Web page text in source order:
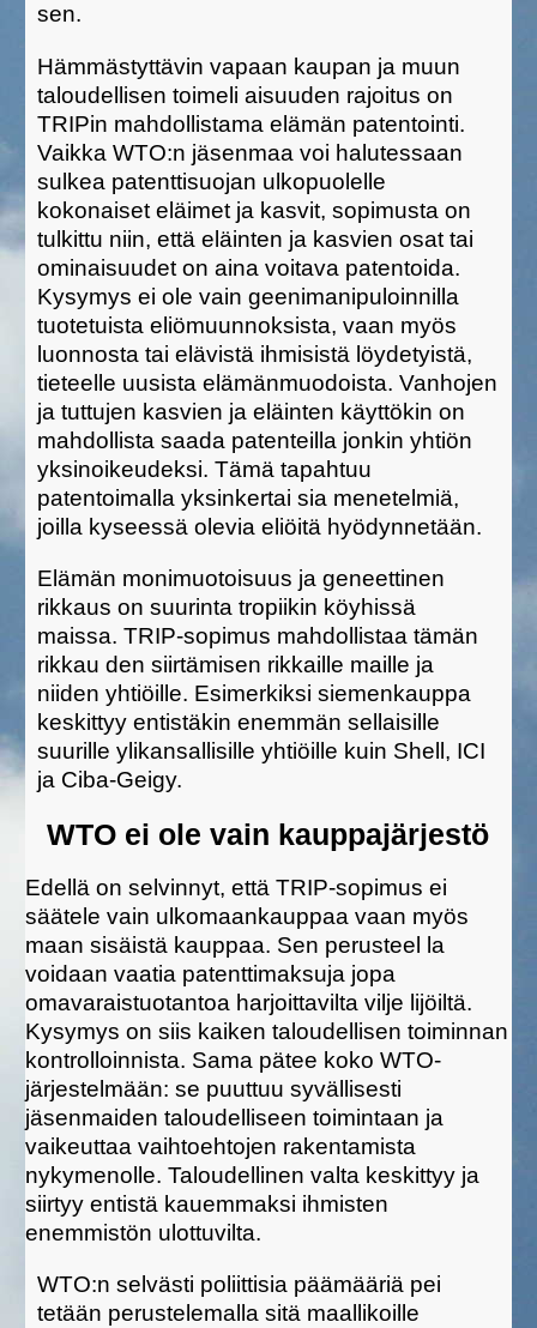
sen.
Hämmästyttävin vapaan kaupan ja muun
taloudellisen toimeli aisuuden rajoitus on
TRIPin mahdollistama elämän patentointi.
Vaikka WTO:n jäsenmaa voi halutessaan
sulkea patenttisuojan ulkopuolelle
kokonaiset eläimet ja kasvit, sopimusta on
tulkittu niin, että eläinten ja kasvien osat tai
ominaisuudet on aina voitava patentoida.
Kysymys ei ole vain geenimanipuloinnilla
tuotetuista eliömuunnoksista, vaan myös
luonnosta tai elävistä ihmisistä löydetyistä,
tieteelle uusista elämänmuodoista. Vanhojen
ja tuttujen kasvien ja eläinten käyttökin on
mahdollista saada patenteilla jonkin yhtiön
yksinoikeudeksi. Tämä tapahtuu
patentoimalla yksinkertai sia menetelmiä,
joilla kyseessä olevia eliöitä hyödynnetään.
Elämän monimuotoisuus ja geneettinen
rikkaus on suurinta tropiikin köyhissä
maissa. TRIP-sopimus mahdollistaa tämän
rikkau den siirtämisen rikkaille maille ja
niiden yhtiöille. Esimerkiksi siemenkauppa
keskittyy entistäkin enemmän sellaisille
suurille ylikansallisille yhtiöille kuin Shell, ICI
ja Ciba-Geigy.
WTO ei ole vain kauppajärjestö
Edellä on selvinnyt, että TRIP-sopimus ei
säätele vain ulkomaankauppaa vaan myös
maan sisäistä kauppaa. Sen perusteel la
voidaan vaatia patenttimaksuja jopa
omavaraistuotantoa harjoittavilta vilje lijöiltä.
Kysymys on siis kaiken taloudellisen toiminnan
kontrolloinnista. Sama pätee koko WTO-
järjestelmään: se puuttuu syvällisesti
jäsenmaiden taloudelliseen toimintaan ja
vaikeuttaa vaihtoehtojen rakentamista
nykymenolle. Taloudellinen valta keskittyy ja
siirtyy entistä kauemmaksi ihmisten
enemmistön ulottuvilta.
WTO:n selvästi poliittisia päämääriä pei
tetään perustelemalla sitä maallikoille